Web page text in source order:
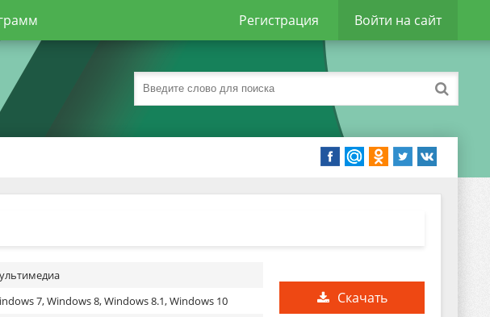
Регистрация Войти на сайт
Скачать
7, Windows 8, Windows 8.1, Windows 10